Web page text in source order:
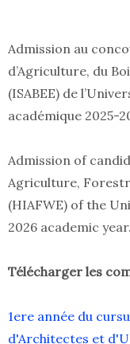
Admission au
d’Agriculture, du
(ISABEE) de
académique 2025-
Admission of
Agriculture,
(HIAFWE) of the
2026 academic year.
Télécharger les
1ere année du
d'Architectes et